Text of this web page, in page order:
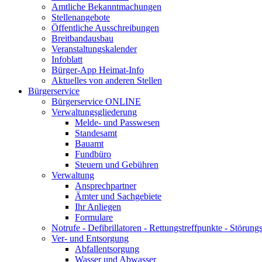
Amtliche Bekanntmachungen
Stellenangebote
Öffentliche Ausschreibungen
Breitbandausbau
Veranstaltungskalender
Infoblatt
Bürger-App Heimat-Info
Aktuelles von anderen Stellen
Bürgerservice
Bürgerservice ONLINE
Verwaltungsgliederung
Melde- und Passwesen
Standesamt
Bauamt
Fundbüro
Steuern und Gebühren
Verwaltung
Ansprechpartner
Ämter und Sachgebiete
Ihr Anliegen
Formulare
Notrufe - Defibrillatoren - Rettungstreffpunkte -
Ver- und Entsorgung
Abfallentsorgung
Wasser und Abwasser